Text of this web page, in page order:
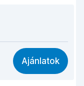
9,2
9,5
Ajánlatok